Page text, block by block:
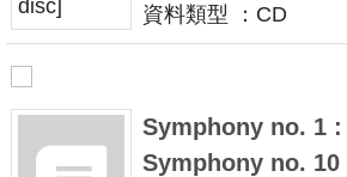
資料類型 ：CD
Symphony no. 1
Symphony no.